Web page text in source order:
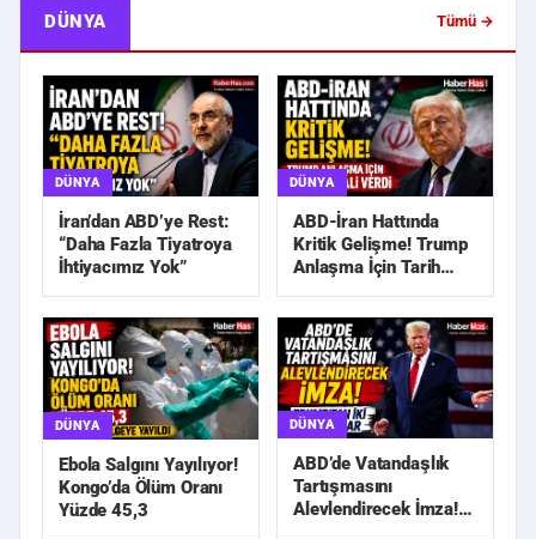
DÜNYA Tümü →
DÜNYA
İran’dan ABD’ye Rest:
“Daha Fazla Tiyatroya
İhtiyacımız Yok”
DÜNYA
ABD-İran Hattında
Kritik Gelişme! Trump
Anlaşma İçin Tarih
DÜNYA
Ebola Salgını Yayılıyor!
Kongo’da Ölüm Oranı
Yüzde 45,3
DÜNYA
ABD’de Vatandaşlık
Tartışmasını
Alevlendirecek İmza!